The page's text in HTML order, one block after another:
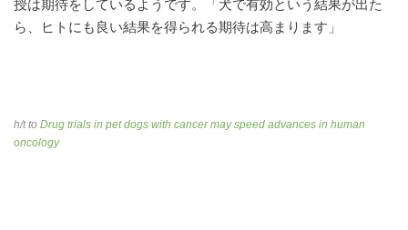
授は期待をしているようです。「犬で有効という結果が出た
ら、ヒトにも良い結果を得られる期待は高まります」
h/t to Drug trials in pet dogs with cancer may speed advances in human
oncology